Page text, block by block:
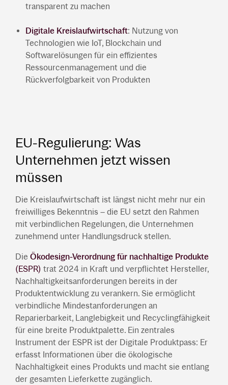
transparent zu machen
Digitale Kreislaufwirtschaft: Nutzung von
Technologien wie IoT, Blockchain und
Softwarelösungen für ein effizientes
Ressourcenmanagement und die
Rückverfolgbarkeit von Produkten
EU-Regulierung: Was
Unternehmen jetzt wissen
müssen
Die Kreislaufwirtschaft ist längst nicht mehr nur ein
freiwilliges Bekenntnis – die EU setzt den Rahmen
mit verbindlichen Regelungen, die Unternehmen
zunehmend unter Handlungsdruck stellen.
Die Ökodesign-Verordnung für nachhaltige Produkte
(ESPR) trat 2024 in Kraft und verpflichtet Hersteller,
Nachhaltigkeitsanforderungen bereits in der
Produktentwicklung zu verankern. Sie ermöglicht
verbindliche Mindestanforderungen an
Reparierbarkeit, Langlebigkeit und Recyclingfähigkeit
für eine breite Produktpalette. Ein zentrales
Instrument der ESPR ist der Digitale Produktpass: Er
erfasst Informationen über die ökologische
Nachhaltigkeit eines Produkts und macht sie entlang
der gesamten Lieferkette zugänglich.